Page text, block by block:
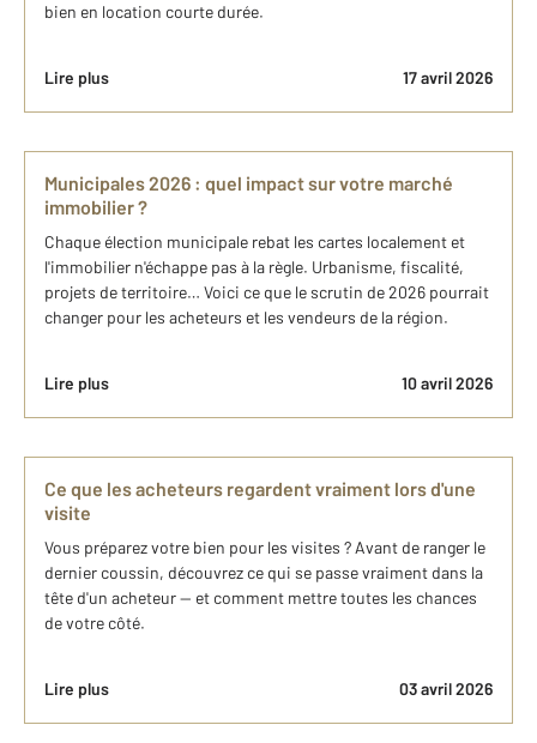
bien en location courte durée.
Lire plus 17 avril 2026
Municipales 2026 : quel impact sur votre marché
immobilier ?
Chaque élection municipale rebat les cartes localement et
l'immobilier n'échappe pas à la règle. Urbanisme, fiscalité,
projets de territoire… Voici ce que le scrutin de 2026 pourrait
changer pour les acheteurs et les vendeurs de la région.
Lire plus 10 avril 2026
Ce que les acheteurs regardent vraiment lors d'une
visite
Vous préparez votre bien pour les visites ? Avant de ranger le
dernier coussin, découvrez ce qui se passe vraiment dans la
tête d'un acheteur — et comment mettre toutes les chances
de votre côté.
Lire plus 03 avril 2026